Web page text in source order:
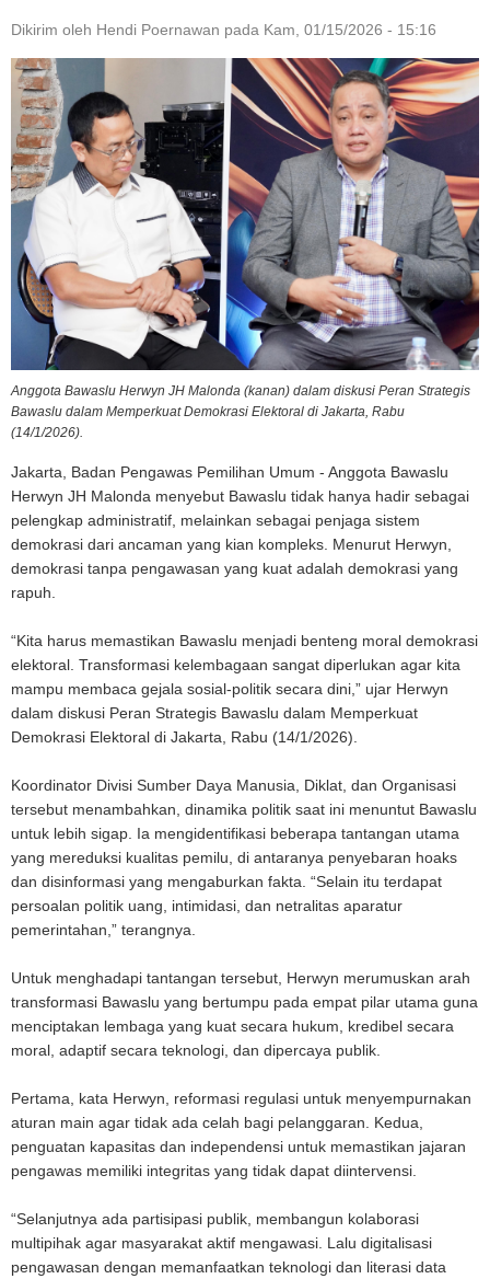
Dikirim oleh Hendi Poernawan pada Kam, 01/15/2026 - 15:16
Anggota Bawaslu Herwyn JH Malonda (kanan) dalam diskusi Peran Strategis
Bawaslu dalam Memperkuat Demokrasi Elektoral di Jakarta, Rabu
(14/1/2026).
Jakarta, Badan Pengawas Pemilihan Umum - Anggota Bawaslu
Herwyn JH Malonda menyebut Bawaslu tidak hanya hadir sebagai
pelengkap administratif, melainkan sebagai penjaga sistem
demokrasi dari ancaman yang kian kompleks. Menurut Herwyn,
demokrasi tanpa pengawasan yang kuat adalah demokrasi yang
rapuh.
“Kita harus memastikan Bawaslu menjadi benteng moral demokrasi
elektoral. Transformasi kelembagaan sangat diperlukan agar kita
mampu membaca gejala sosial-politik secara dini,” ujar Herwyn
dalam diskusi Peran Strategis Bawaslu dalam Memperkuat
Demokrasi Elektoral di Jakarta, Rabu (14/1/2026).
Koordinator Divisi Sumber Daya Manusia, Diklat, dan Organisasi
tersebut menambahkan, dinamika politik saat ini menuntut Bawaslu
untuk lebih sigap. Ia mengidentifikasi beberapa tantangan utama
yang mereduksi kualitas pemilu, di antaranya penyebaran hoaks
dan disinformasi yang mengaburkan fakta. “Selain itu terdapat
persoalan politik uang, intimidasi, dan netralitas aparatur
pemerintahan,” terangnya.
Untuk menghadapi tantangan tersebut, Herwyn merumuskan arah
transformasi Bawaslu yang bertumpu pada empat pilar utama guna
menciptakan lembaga yang kuat secara hukum, kredibel secara
moral, adaptif secara teknologi, dan dipercaya publik.
Pertama, kata Herwyn, reformasi regulasi untuk menyempurnakan
aturan main agar tidak ada celah bagi pelanggaran. Kedua,
penguatan kapasitas dan independensi untuk memastikan jajaran
pengawas memiliki integritas yang tidak dapat diintervensi.
“Selanjutnya ada partisipasi publik, membangun kolaborasi
multipihak agar masyarakat aktif mengawasi. Lalu digitalisasi
pengawasan dengan memanfaatkan teknologi dan literasi data